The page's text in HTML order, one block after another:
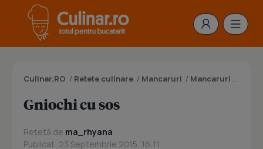
Culinar.RO / Retete culinare / Mancaruri / Mancaruri cu cartofi
Gniochi cu sos
Rețetă de ma_rhyana
Publicat: 23 Septembrie 2015, 16:11